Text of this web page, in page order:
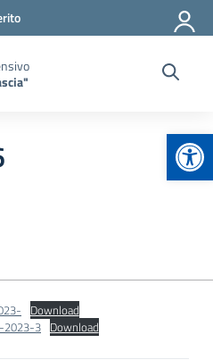
Download
2023-3 Download